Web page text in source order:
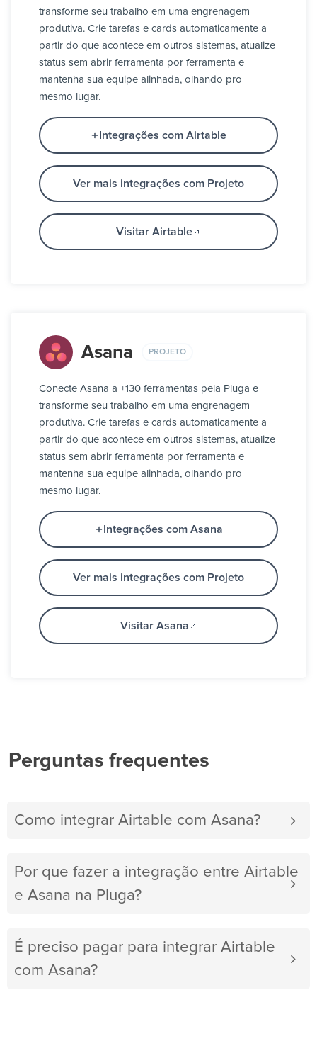
transforme seu trabalho em uma engrenagem
produtiva. Crie tarefas e cards automaticamente a
partir do que acontece em outros sistemas, atualize
status sem abrir ferramenta por ferramenta e
mantenha sua equipe alinhada, olhando pro
mesmo lugar.
Integrações com Airtable
Ver mais integrações com Projeto
Visitar Airtable
Asana PROJETO
Conecte Asana a +130 ferramentas pela Pluga e
transforme seu trabalho em uma engrenagem
produtiva. Crie tarefas e cards automaticamente a
partir do que acontece em outros sistemas, atualize
status sem abrir ferramenta por ferramenta e
mantenha sua equipe alinhada, olhando pro
mesmo lugar.
Integrações com Asana
Ver mais integrações com Projeto
Visitar Asana
Perguntas frequentes
Como integrar Airtable com Asana?
Por que fazer a integração entre Airtable
e Asana na Pluga?
É preciso pagar para integrar Airtable
com Asana?